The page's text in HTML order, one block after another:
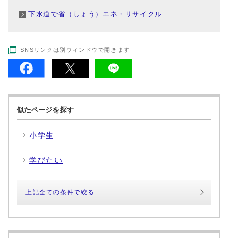
下水道で省（しょう）エネ・リサイクル
SNSリンクは別ウィンドウで開きます
似たページを探す
小学生
学びたい
上記全ての条件で絞る